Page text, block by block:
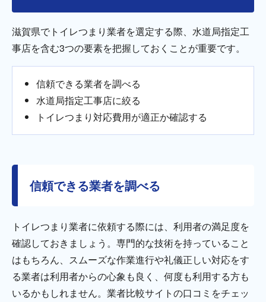
滋賀県でトイレつまり業者を選定する際、水道局指定工
事店を含む3つの要素を把握しておくことが重要です。
信頼できる業者を調べる
水道局指定工事店に絞る
トイレつまり対応費用が適正か確認する
信頼できる業者を調べる
トイレつまり業者に依頼する際には、利用者の満足度を
確認しておきましょう。専門的な技術を持っていること
はもちろん、スムーズな作業進行や礼儀正しい対応をす
る業者は利用者からの心象も良く、何度も利用する方も
いるかもしれません。業者比較サイトの口コミをチェッ